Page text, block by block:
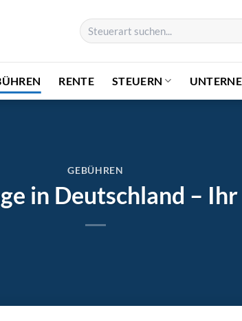
RENTE STEUERN
GEBÜHREN
in Deutschland –